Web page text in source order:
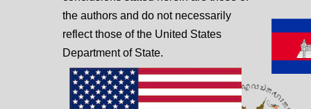
the authors and do not necessarily
reflect those of the United States
Department of State.